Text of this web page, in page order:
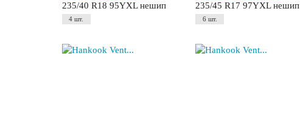
235/40 R18 95YXL нешип
4 шт.
235/45 R17 97YXL нешип
6 шт.